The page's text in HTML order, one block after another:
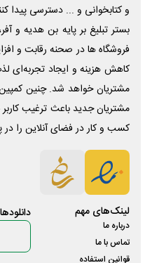
و کتابخوانی و ... دسترسی پیدا
بستر تبلیغ بر پایه بن هدیه و
فروشگاه ها در صحنه رقابت و
کاهش هزینه و ایجاد تجربه‌ای
مشتریان خواهد شد. چنین
مشتریان جدید باعث ترغیب
کسب و کار در فضای آنلاین را
لینک‌های مهم
درباره ما
تماس با ما
قوانین استفاده
دانلود‌ها